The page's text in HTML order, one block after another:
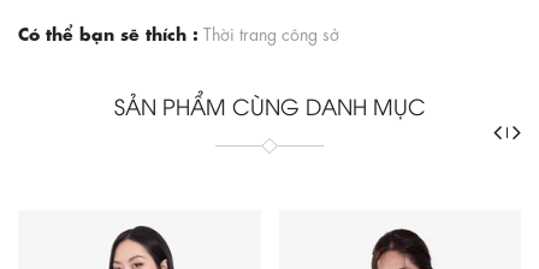
Có thể bạn sẽ thích : Thời trang công sở
SẢN PHẨM CÙNG DANH MỤC